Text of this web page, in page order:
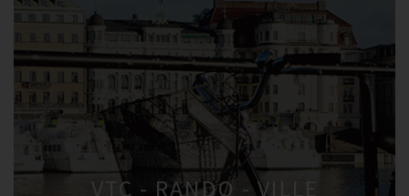
VTC - RANDO - VILLE